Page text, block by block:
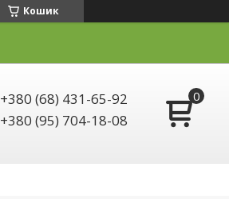
Кошик
+380 (68) 431-65-92
+380 (95) 704-18-08